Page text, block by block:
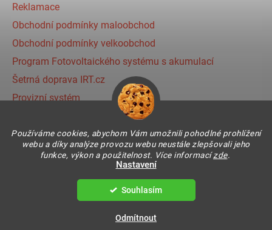
Používáme cookies, abychom Vám umožnili pohodlné prohlížení
webu a díky analýze provozu webu neustále zlepšovali jeho
funkce, výkon a použitelnost. Více informacízde.
Nastavení
Odmítnout
Souhlasím
Reklamace
Obchodní podmínky maloobchod
Obchodní podmínky velkoobchod
Program Fotovoltaického systému s akumulací
Šetrná doprava IRT.cz
Provizní systém
Instagram
Upravit nastavení cookies